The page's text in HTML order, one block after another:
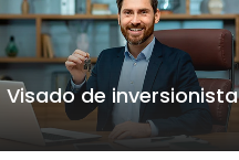
Visado de inversionista